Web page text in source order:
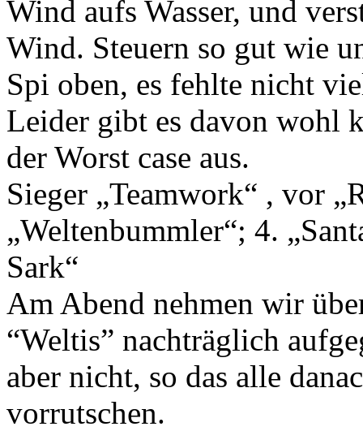
Wind aufs Wasser, und
Wind. Steuern so gut wie
Spi oben, es fehlte nicht
Leider gibt es davon wohl
der Worst case aus.
Sieger „Teamwork“ , vor
„Weltenbummler“; 4.
Sark“
Am Abend nehmen wir
“Weltis” nachträglich
aber nicht, so das alle
vorrutschen.